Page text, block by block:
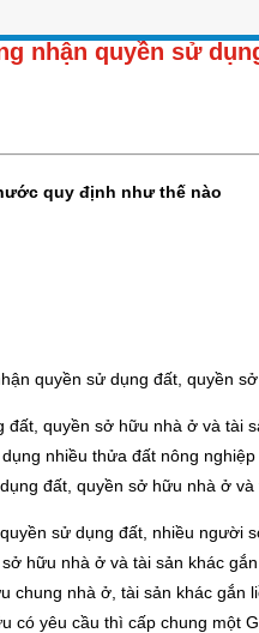
nhận quyền sử
quy định như thế nào
quyền sử dụng đất, quyền
đất, quyền sở hữu nhà ở và tài
nhiều thửa đất nông
đất, quyền sở hữu nhà ở
sử dụng đất, nhiều người
hữu nhà ở và tài sản khác
chung nhà ở, tài sản khác
có yêu cầu thì cấp chung một